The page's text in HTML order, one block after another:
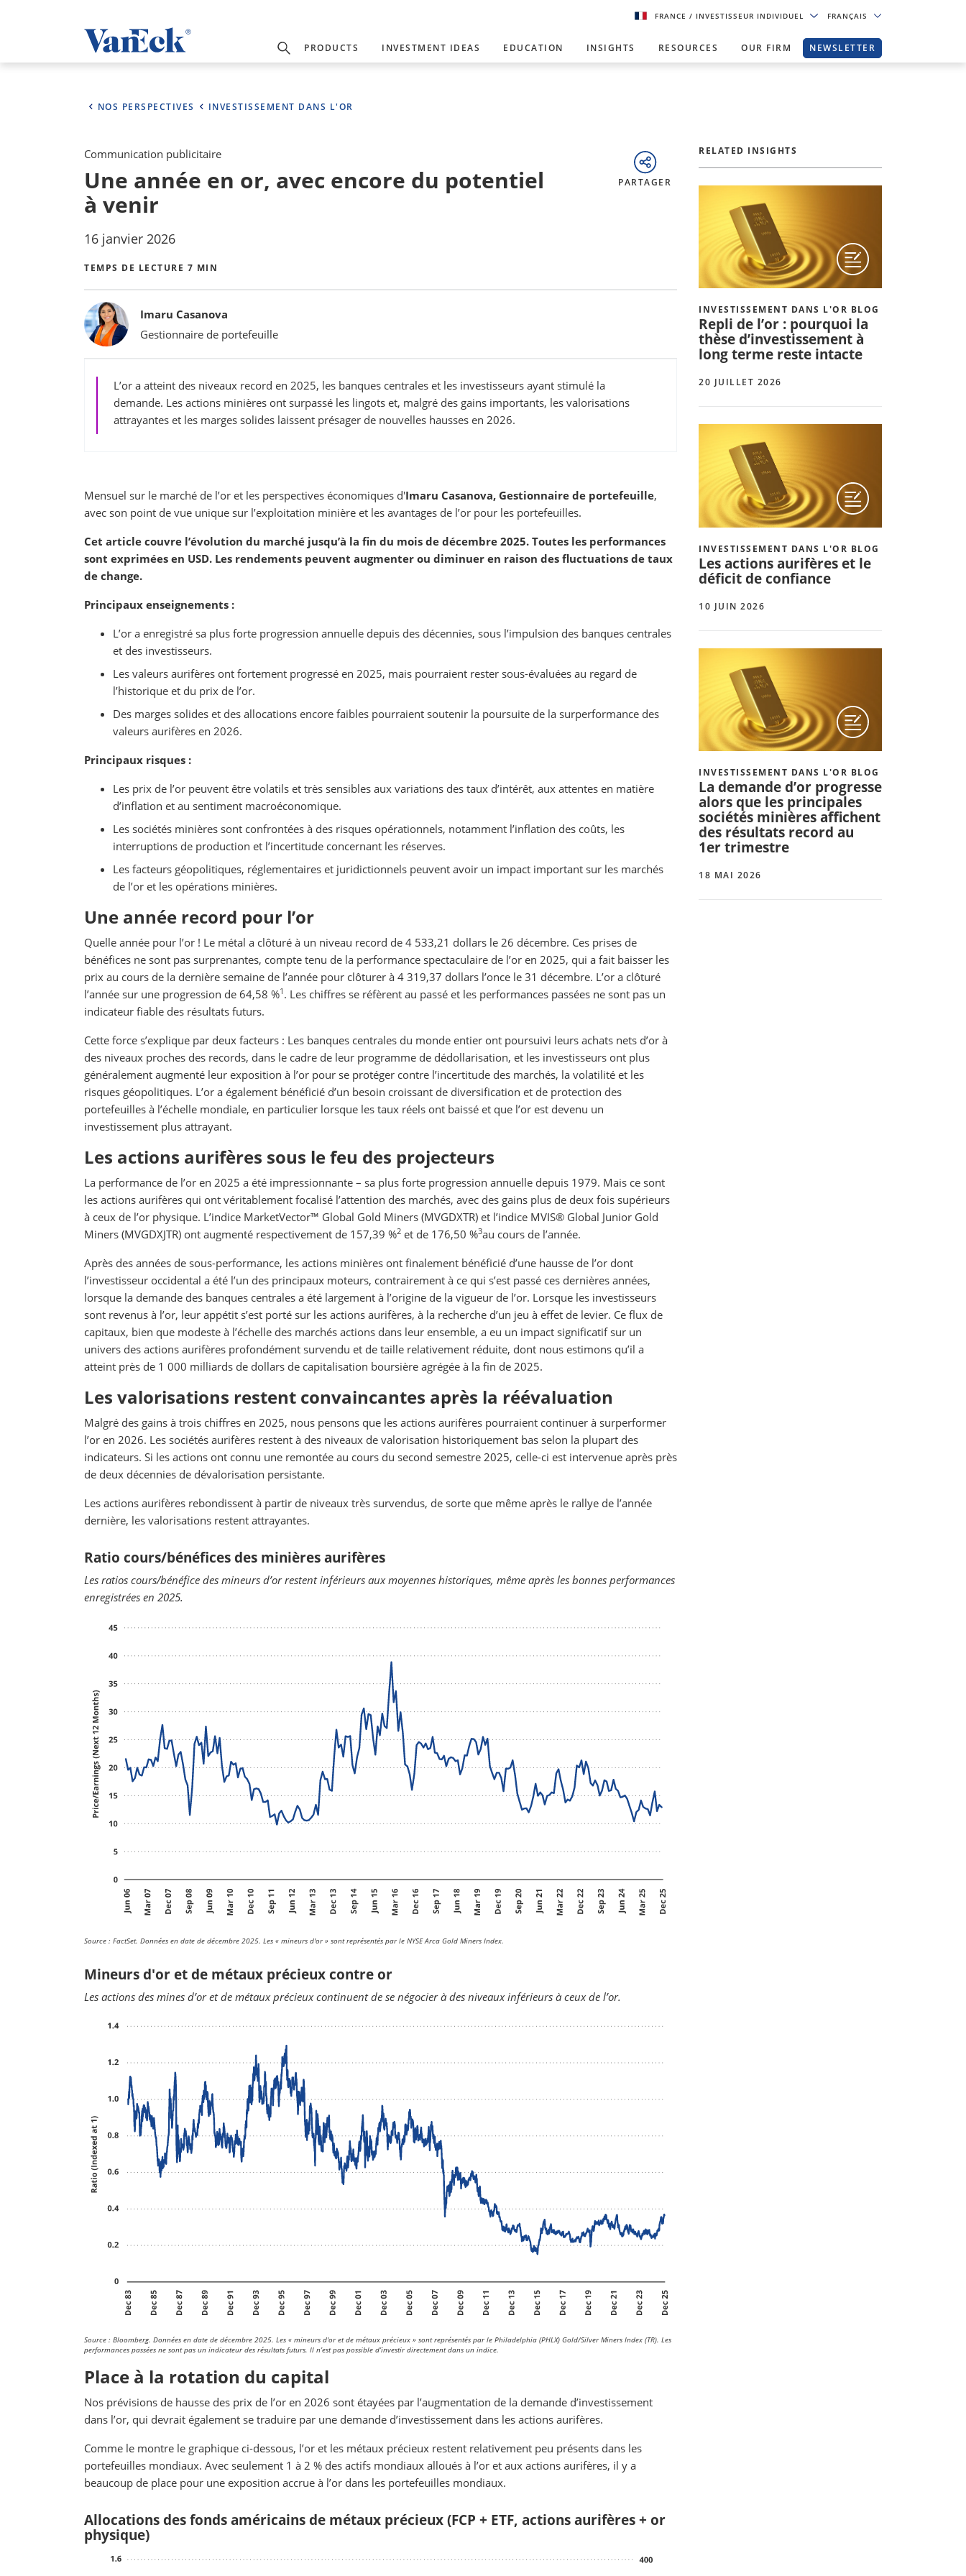
FRANCE/ INVESTISSEUR INDIVIDUEL FRANÇAIS
PRODUCTS INVESTMENT IDEAS EDUCATION INSIGHTS RESOURCES OUR FIRM NEWSLETTER
NOS PERSPECTIVES INVESTISSEMENT DANS L'OR
Communication publicitaire
Une année en or, avec encore du potentiel
à venir
16 janvier 2026
TEMPS DE LECTURE 7 MIN
PARTAGER
BylinesImaru Casanova
Gestionnaire de portefeuille
L’or a atteint des niveaux record en 2025, les banques centrales et les investisseurs ayant stimulé la
demande. Les actions minières ont surpassé les lingots et, malgré des gains importants, les valorisations
attrayantes et les marges solides laissent présager de nouvelles hausses en 2026.
Mensuel sur le marché de l’or et les perspectives économiques d'Imaru Casanova, Gestionnaire de portefeuille,
avec son point de vue unique sur l’exploitation minière et les avantages de l’or pour les portefeuilles.
Cet article couvre l’évolution du marché jusqu’à la fin du mois de décembre 2025. Toutes les performances
sont exprimées en USD. Les rendements peuvent augmenter ou diminuer en raison des fluctuations de taux
de change.
Principaux enseignements :
L’or a enregistré sa plus forte progression annuelle depuis des décennies, sous l’impulsion des banques centrales
et des investisseurs.
Les valeurs aurifères ont fortement progressé en 2025, mais pourraient rester sous-évaluées au regard de
l’historique et du prix de l’or.
Des marges solides et des allocations encore faibles pourraient soutenir la poursuite de la surperformance des
valeurs aurifères en 2026.
Principaux risques :
Les prix de l’or peuvent être volatils et très sensibles aux variations des taux d’intérêt, aux attentes en matière
d’inflation et au sentiment macroéconomique.
Les sociétés minières sont confrontées à des risques opérationnels, notamment l’inflation des coûts, les
interruptions de production et l’incertitude concernant les réserves.
Les facteurs géopolitiques, réglementaires et juridictionnels peuvent avoir un impact important sur les marchés
de l’or et les opérations minières.
Une année record pour l’or
Quelle année pour l’or ! Le métal a clôturé à un niveau record de 4 533,21 dollars le 26 décembre. Ces prises de
bénéfices ne sont pas surprenantes, compte tenu de la performance spectaculaire de l’or en 2025, qui a fait baisser les
prix au cours de la dernière semaine de l’année pour clôturer à 4 319,37 dollars l’once le 31 décembre. L’or a clôturé
l’année sur une progression de 64,58 %1 . Les chiffres se réfèrent au passé et les performances passées ne sont pas un
indicateur fiable des résultats futurs.
Cette force s’explique par deux facteurs : Les banques centrales du monde entier ont poursuivi leurs achats nets d’or à
des niveaux proches des records, dans le cadre de leur programme de dédollarisation, et les investisseurs ont plus
généralement augmenté leur exposition à l’or pour se protéger contre l’incertitude des marchés, la volatilité et les
risques géopolitiques. L’or a également bénéficié d’un besoin croissant de diversification et de protection des
portefeuilles à l’échelle mondiale, en particulier lorsque les taux réels ont baissé et que l’or est devenu un
investissement plus attrayant.
Les actions aurifères sous le feu des projecteurs
La performance de l’or en 2025 a été impressionnante – sa plus forte progression annuelle depuis 1979. Mais ce sont
les actions aurifères qui ont véritablement focalisé l’attention des marchés, avec des gains plus de deux fois supérieurs
à ceux de l’or physique. L’indice MarketVector™ Global Gold Miners (MVGDXTR) et l’indice MVIS® Global Junior Gold
Miners (MVGDXJTR) ont augmenté respectivement de 157,39 %2 et de 176,50 %3au cours de l’année.
Après des années de sous-performance, les actions minières ont finalement bénéficié d’une hausse de l’or dont
l’investisseur occidental a été l’un des principaux moteurs, contrairement à ce qui s’est passé ces dernières années,
lorsque la demande des banques centrales a été largement à l’origine de la vigueur de l’or. Lorsque les investisseurs
sont revenus à l’or, leur appétit s’est porté sur les actions aurifères, à la recherche d’un jeu à effet de levier. Ce flux de
capitaux, bien que modeste à l’échelle des marchés actions dans leur ensemble, a eu un impact significatif sur un
univers des actions aurifères profondément survendu et de taille relativement réduite, dont nous estimons qu’il a
atteint près de 1 000 milliards de dollars de capitalisation boursière agrégée à la fin de 2025.
Les valorisations restent convaincantes après la réévaluation
Malgré des gains à trois chiffres en 2025, nous pensons que les actions aurifères pourraient continuer à surperformer
l’or en 2026. Les sociétés aurifères restent à des niveaux de valorisation historiquement bas selon la plupart des
indicateurs. Si les actions ont connu une remontée au cours du second semestre 2025, celle-ci est intervenue après près
de deux décennies de dévalorisation persistante.
Les actions aurifères rebondissent à partir de niveaux très survendus, de sorte que même après le rallye de l’année
dernière, les valorisations restent attrayantes.
Ratio cours/bénéfices des minières aurifères
Les ratios cours/bénéfice des mineurs d’or restent inférieurs aux moyennes historiques, même après les bonnes performances
enregistrées en 2025.
Source : FactSet. Données en date de décembre 2025. Les « mineurs d'or » sont représentés par le NYSE Arca Gold Miners Index.
Mineurs d'or et de métaux précieux contre or
Les actions des mines d’or et de métaux précieux continuent de se négocier à des niveaux inférieurs à ceux de l’or.
Source : Bloomberg. Données en date de décembre 2025. Les « mineurs d'or et de métaux précieux » sont représentés par le Philadelphia (PHLX) Gold/Silver Miners Index (TR). Les
performances passées ne sont pas un indicateur des résultats futurs. Il n’est pas possible d’investir directement dans un indice.
Place à la rotation du capital
Nos prévisions de hausse des prix de l’or en 2026 sont étayées par l’augmentation de la demande d’investissement
dans l’or, qui devrait également se traduire par une demande d’investissement dans les actions aurifères.
Comme le montre le graphique ci-dessous, l’or et les métaux précieux restent relativement peu présents dans les
portefeuilles mondiaux. Avec seulement 1 à 2 % des actifs mondiaux alloués à l’or et aux actions aurifères, il y a
beaucoup de place pour une exposition accrue à l’or dans les portefeuilles mondiaux.
Allocations des fonds américains de métaux précieux (FCP + ETF, actions aurifères + or
physique)
RELATED INSIGHTS
INVESTISSEMENT DANS L'OR BLOG
Repli de l’or : pourquoi la
thèse d’investissement à
long terme reste intacte
20 JUILLET 2026
INVESTISSEMENT DANS L'OR BLOG
Les actions aurifères et le
déficit de confiance
10 JUIN 2026
INVESTISSEMENT DANS L'OR BLOG
La demande d’or progresse
alors que les principales
sociétés minières affichent
des résultats record au
1er trimestre
18 MAI 2026